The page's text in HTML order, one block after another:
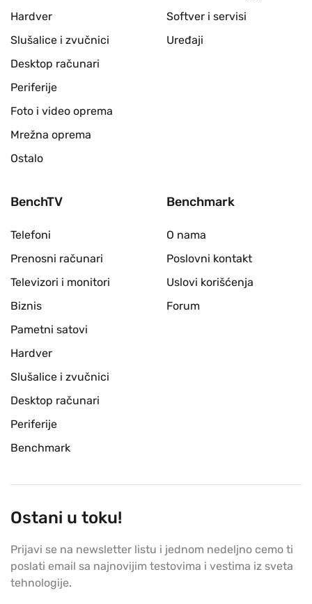
Hardver
Slušalice i zvučnici
Desktop računari
Periferije
Foto i video oprema
Mrežna oprema
Ostalo
Softver i servisi
Uređaji
BenchTV
Telefoni
Prenosni računari
Televizori i monitori
Biznis
Pametni satovi
Hardver
Slušalice i zvučnici
Desktop računari
Periferije
Benchmark
Benchmark
O nama
Poslovni kontakt
Uslovi korišćenja
Forum
Ostani u toku!
Prijavi se na newsletter listu i jednom nedeljno cemo ti
poslati email sa najnovijim testovima i vestima iz sveta
tehnologije.